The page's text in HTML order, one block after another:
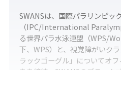
SWANSは、国際パラリンピッ
（IPC/International
る世界パラ水泳連盟（WPS/
下、WPS）と、視覚障がいク
ラックゴーグル」についてオ
をを締結。SWANSのブラック